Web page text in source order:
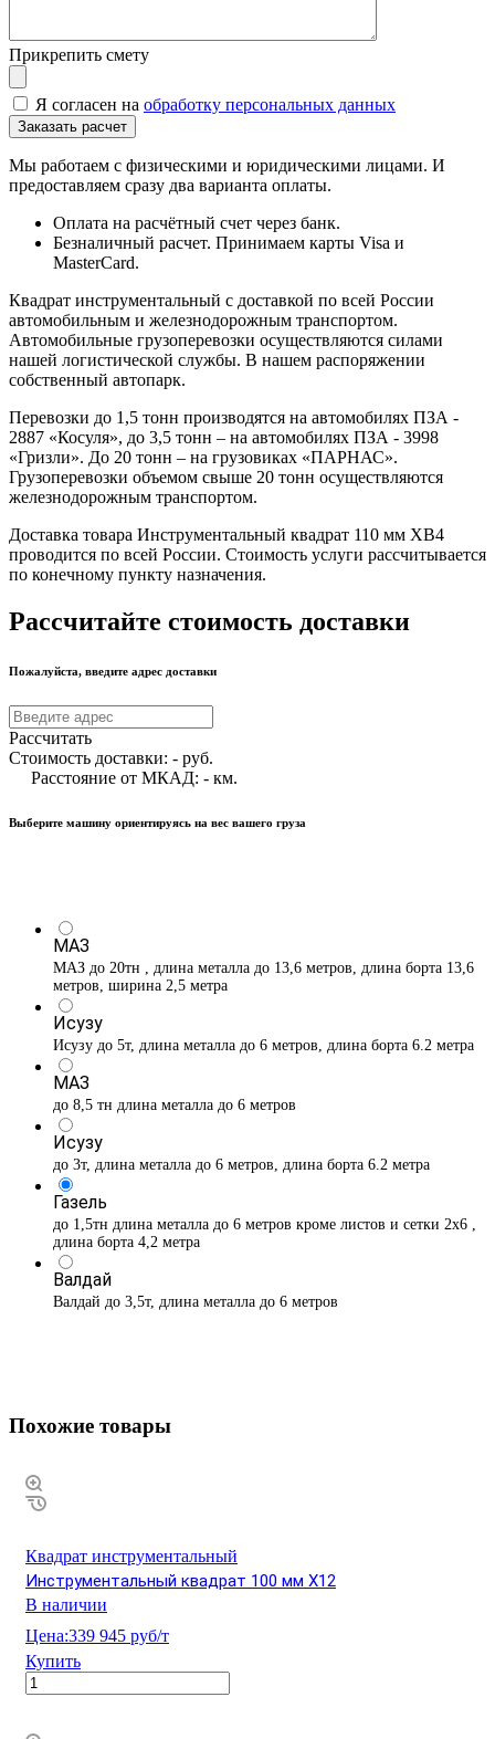
Прикрепить смету
Я согласен на обработку персональных данных
Мы работаем с физическими и юридическими лицами. И
предоставляем сразу два варианта оплаты.
Оплата на расчётный счет через банк.
Безналичный расчет. Принимаем карты Visa и
MasterCard.
Квадрат инструментальный с доставкой по всей России
автомобильным и железнодорожным транспортом.
Автомобильные грузоперевозки осуществляются силами
нашей логистической службы. В нашем распоряжении
собственный автопарк.
Перевозки до 1,5 тонн производятся на автомобилях ПЗА -
2887 «Косуля», до 3,5 тонн – на автомобилях ПЗА - 3998
«Гризли». До 20 тонн – на грузовиках «ПАРНАС».
Грузоперевозки объемом свыше 20 тонн осуществляются
железнодорожным транспортом.
Доставка товара Инструментальный квадрат 110 мм ХВ4
проводится по всей России. Стоимость услуги рассчитывается
по конечному пункту назначения.
Рассчитайте стоимость доставки
Пожалуйста, введите адрес доставки
Рассчитать
Стоимость доставки: - руб.
Расстояние от МКАД: - км.
Выберите машину ориентируясь на вес вашего груза
МАЗ
МАЗ до 20тн , длина металла до 13,6 метров, длина борта 13,6
метров, ширина 2,5 метра
Исузу
Исузу до 5т, длина металла до 6 метров, длина борта 6.2 метра
МАЗ
до 8,5 тн длина металла до 6 метров
Исузу
до 3т, длина металла до 6 метров, длина борта 6.2 метра
Газель
до 1,5тн длина металла до 6 метров кроме листов и сетки 2х6 ,
длина борта 4,2 метра
Валдай
Валдай до 3,5т, длина металла до 6 метров
Похожие товары
Квадрат инструментальный
Инструментальный квадрат 100 мм Х12
В наличии
Цена:339 945 руб/т
Купить